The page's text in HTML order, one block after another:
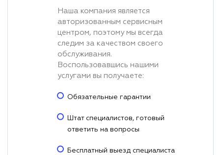
Наша компания является
авторизованным сервисным
центром, поэтому мы всегда
следим за качеством своего
обслуживания.
Воспользовавшись нашими
услугами вы получаете:
Обязательные гарантии
Штат специалистов, готовый
ответить на вопросы
Бесплатный выезд специалиста